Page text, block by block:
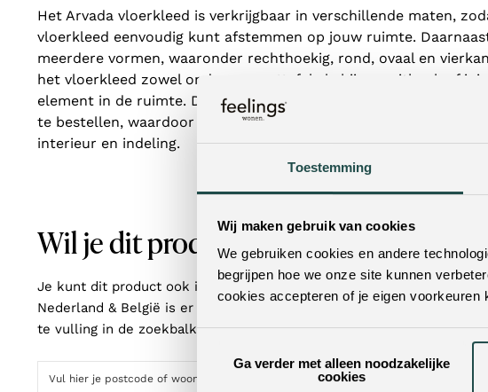
Toestemming
Wij maken gebruik van cookies
We gebruiken cookies en andere
begrijpen hoe we onze site kunnen
cookies accepteren of je eigen
Ga verder met alleen noodzakelijke
cookies
Het Arvada vloerkleed is verkrijgbaar in verschillende maten,
vloerkleed eenvoudig kunt afstemmen op jouw ruimte.
meerdere vormen, waaronder rechthoekig, rond, ovaal en
het vloerkleed zowel onder een eettafel als bij een zithoek of
element in de ruimte. De verschillende formaten en vormen zijn
te bestellen, waardoor je snel een uitvoering vindt die goed
interieur en indeling.
Wil je dit product in het echt zien?
Je kunt dit product ook in een van onze woonwinkels bekijken. Met
Nederland & België is er altijd een winkel bij jou in de buurt! Door je
te vulling in de zoekbalk, vind je met één klik de dichtstbijzijnde